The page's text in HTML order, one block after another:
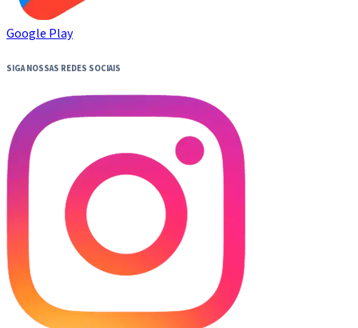
Google Play
SIGA NOSSAS REDES SOCIAIS